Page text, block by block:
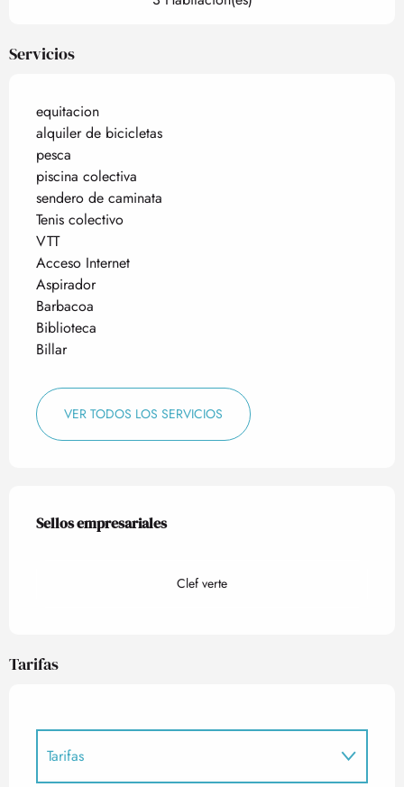
Servicios
equitacion
alquiler de bicicletas
pesca
piscina colectiva
sendero de caminata
Tenis colectivo
VTT
Acceso Internet
Aspirador
Barbacoa
Biblioteca
Billar
VER TODOS LOS SERVICIOS
Oferta de prestaciones
Sellos empresariales
Sellos empresariales
Clef verte
Tarifas
Tarifas